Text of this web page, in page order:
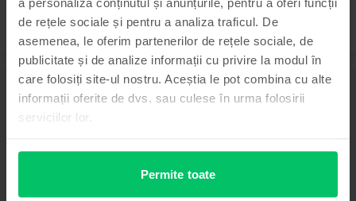
de rețele sociale și pentru a analiza traficul. De
asemenea, le oferim partenerilor de rețele sociale, de
publicitate și de analize informații cu privire la modul în
care folosiți site-ul nostru. Aceștia le pot combina cu alte
informații oferite de dvs. sau culese în urma folosirii
serviciilor lor.
Permite toate
Descriere
2340 pixeli. Vei putea alege dintre trei variante de stocare interna. Mai